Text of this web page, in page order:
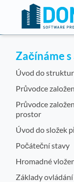
Začínáme
Úvod do
Průvodce
Průvodce
prostor
Úvod do složek
Počáteční stavy
Hromadné
Základy